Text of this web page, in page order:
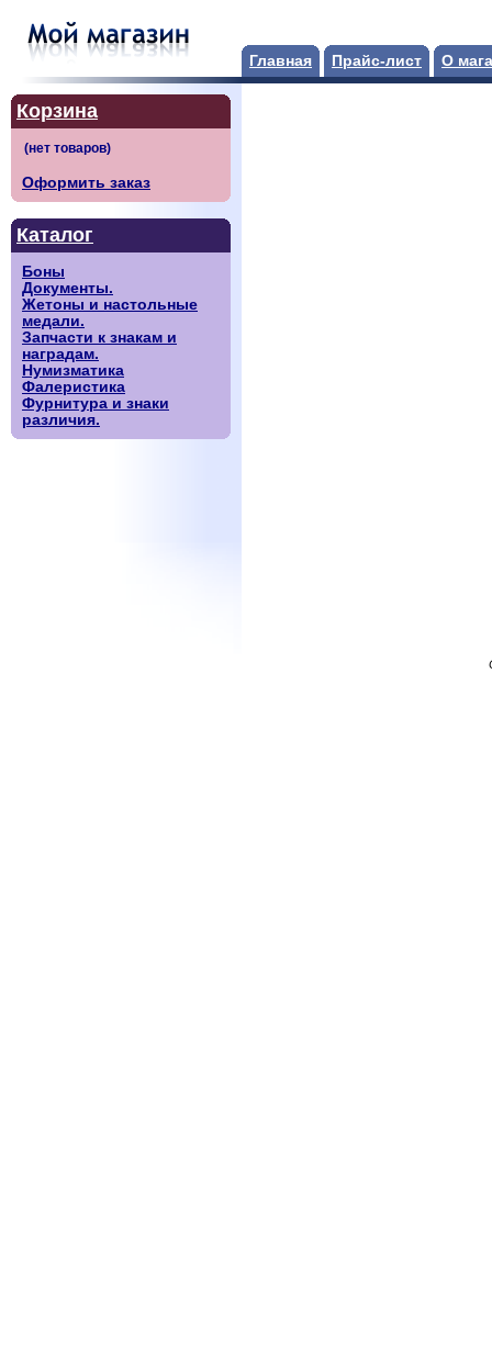
Главная Прайс-лист О
Корзина
Оформить заказ
Каталог
Боны
Документы.
Жетоны и настольные
медали.
Запчасти к знакам и
наградам.
Нумизматика
Фалеристика
Фурнитура и знаки
различия.